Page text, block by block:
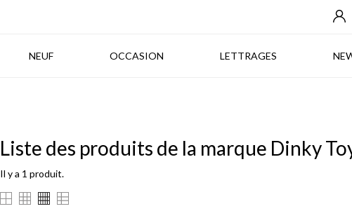
NEUF OCCASION LETTRAGES
Liste des produits de la marque Dinky
Il y a 1 produit.